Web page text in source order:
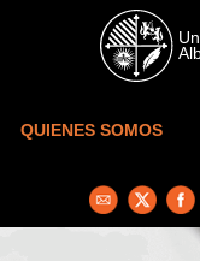
Skip to main content
QUIENES SOMOS